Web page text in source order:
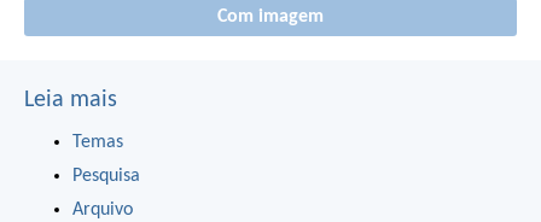
Com imagem
Leia mais
Temas
Pesquisa
Arquivo